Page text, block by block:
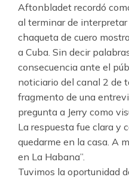
Aftonbladet recordó
al terminar de
chaqueta de cuero
a Cuba. Sin decir
consecuencia ante el
noticiario del canal 2 de
fragmento de una
pregunta a Jerry como
La respuesta fue clara y
quedarme en la casa. A
en La Habana”.
Tuvimos la oportunidad